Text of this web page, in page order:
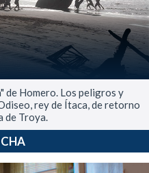
de Homero. Los peligros y
rey de Ítaca, de retorno
de Troya.